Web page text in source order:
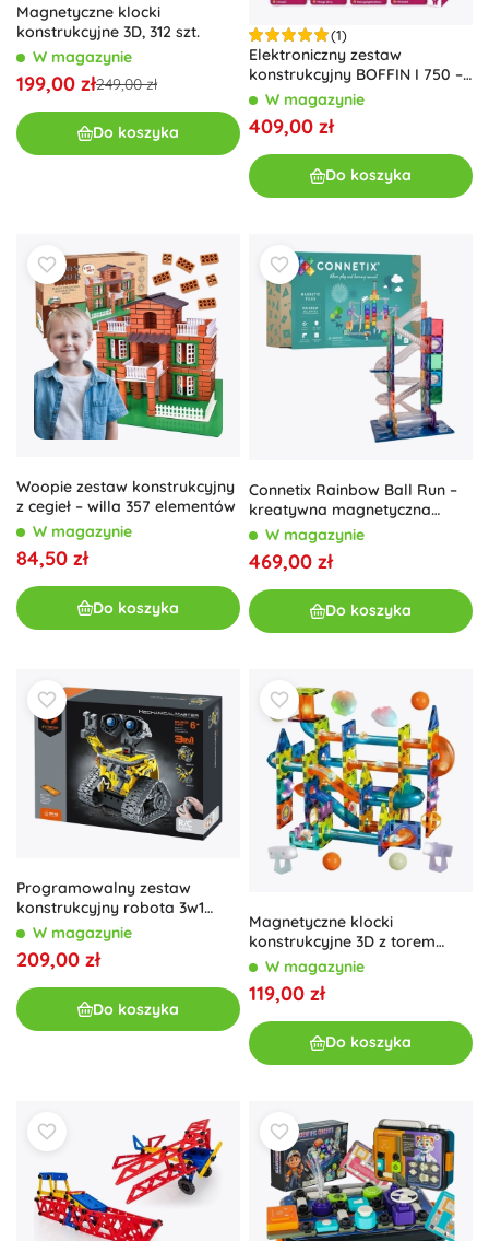
Magnetyczne klocki
konstrukcyjne 3D, 312 szt.
W magazynie
199,00 zł249,00 zł
Do koszyka
(1)
Elektroniczny zestaw
konstrukcyjny BOFFIN I 750 –
750 projektów i 80
komponentów
W magazynie
409,00 zł
Do koszyka
Woopie zestaw konstrukcyjny
z cegieł – willa 357 elementów
W magazynie
84,50 zł
Do koszyka
Connetix Rainbow Ball Run –
kreatywna magnetyczna
układanka, 92 elementy
W magazynie
469,00 zł
Do koszyka
Programowalny zestaw
konstrukcyjny robota 3w1
iM.Master z pilotem RC 2,4
GHz, 434 elementy
W magazynie
209,00 zł
Do koszyka
Magnetyczne klocki
konstrukcyjne 3D z torem
kulkowym 110 szt.
W magazynie
119,00 zł
Do koszyka